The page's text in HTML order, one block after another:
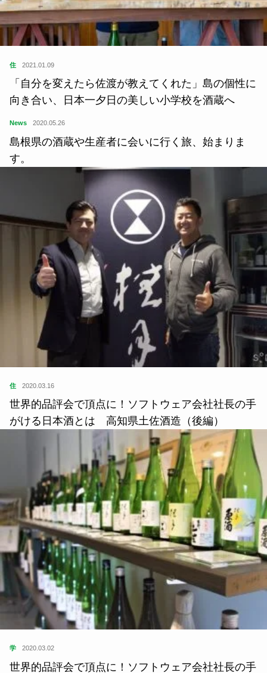
住 2021.01.09
「自分を変えたら佐渡が教えてくれた」島の個性に
向き合い、日本一夕日の美しい小学校を酒蔵へ
News 2020.05.26
島根県の酒蔵や生産者に会いに行く旅、始まりま
す。
住 2020.03.16
世界的品評会で頂点に！ソフトウェア会社社長の手
がける日本酒とは 高知県土佐酒造（後編）
学 2020.03.02
世界的品評会で頂点に！ソフトウェア会社社長の手